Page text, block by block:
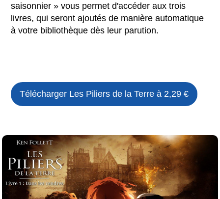
saisonnier » vous permet d'accéder aux trois
livres, qui seront ajoutés de manière automatique
à votre bibliothèque dès leur parution.
Télécharger Les Piliers de la Terre à 2,29 €